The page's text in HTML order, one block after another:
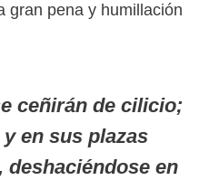
gran pena y humillación
ceñirán de cilicio;
en sus plazas
deshaciéndose en